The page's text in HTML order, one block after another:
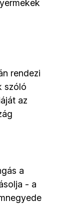
rendezi
szóló
az
a
- a